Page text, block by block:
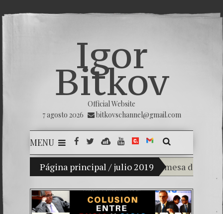
Igor
Bitkov
Official Website
7 agosto 2026
bitkovschannel@gmail.com
MENU
Página principal / julio 2019
Mi hijo Vladimir Bitkov, una promesa del tenis
Rompiendo el
¿Cómo el